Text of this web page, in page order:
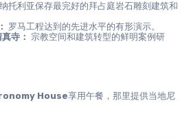
托利亚保存最完好的拜占庭岩石雕刻建筑和
罗马工程达到的先进水平的有形演示。
寺： 宗教空间和建筑转型的鲜明案例研
House享用午餐，那里提供当地尼